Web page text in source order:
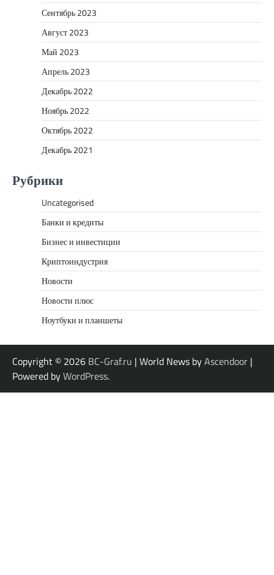
Сентябрь 2023
Август 2023
Май 2023
Апрель 2023
Декабрь 2022
Ноябрь 2022
Октябрь 2022
Декабрь 2021
Рубрики
Uncategorised
Банки и кредиты
Бизнес и инвестиции
Криптоиндустрия
Новости
Новости плюс
Ноутбуки и планшеты
Copyright © 2026 BC-Graf.ru | World News byAscendoor |
Powered byWordPress.